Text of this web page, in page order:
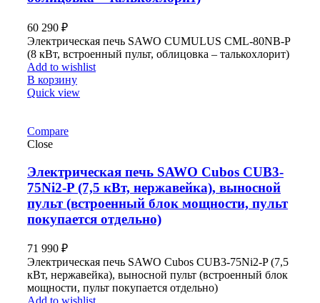
60 290 ₽
Электрическая печь SAWO CUMULUS CML-80NB-P
(8 кВт, встроенный пульт, облицовка – талькохлорит)
Add to wishlist
В корзину
Quick view
Compare
Close
Электрическая печь SAWO Cubos CUB3-
75Ni2-P (7,5 кВт, нержавейка), выносной
пульт (встроенный блок мощности, пульт
покупается отдельно)
71 990 ₽
Электрическая печь SAWO Cubos CUB3-75Ni2-P (7,5
кВт, нержавейка), выносной пульт (встроенный блок
мощности, пульт покупается отдельно)